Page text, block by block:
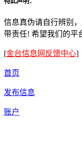
信息真伪请自行辨别
带责任! 希望我们的平
[金台信息网反馈中心]
首页
发布信息
账户